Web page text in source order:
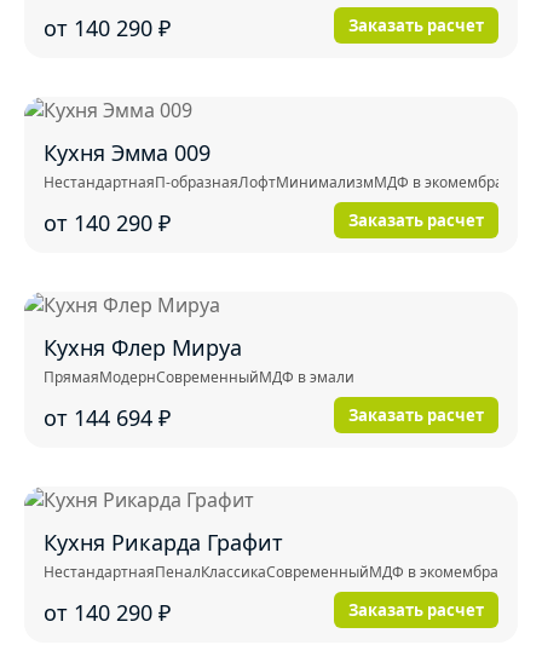
от 140 290 ₽ Заказать расчет
Кухня Эмма 009
НестандартнаяП-образнаяЛофтМинимализмМДФ в экомембране
от 140 290 ₽ Заказать расчет
Кухня Флер Мируа
ПрямаяМодернСовременныйМДФ в эмали
от 144 694 ₽ Заказать расчет
Кухня Рикарда Графит
НестандартнаяПеналКлассикаСовременныйМДФ в экомембране
от 140 290 ₽ Заказать расчет